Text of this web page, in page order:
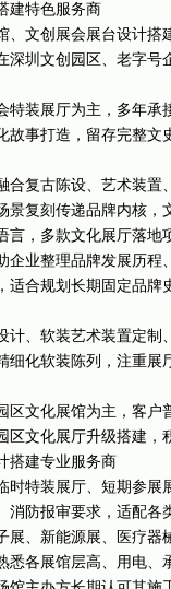
建特色服务商
、文创展会展台设计搭
圳文创园区、老字号
特装展厅为主，多年承
事打造，留存完整文
合复古陈设、艺术装置
复刻传递品牌内核，
言，多款文化展厅落地
企业整理品牌发展历程
适合规划长期固定品牌
计、软装艺术装置定制
化软装陈列，注重展
区文化展馆为主，客户
区文化展厅升级搭建，
搭建专业服务商
时特装展厅、短期参展
防报审要求，适配各
展、新能源展、医疗器
各展馆层高、用电、